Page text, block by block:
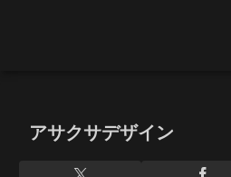
アサクサデザイン